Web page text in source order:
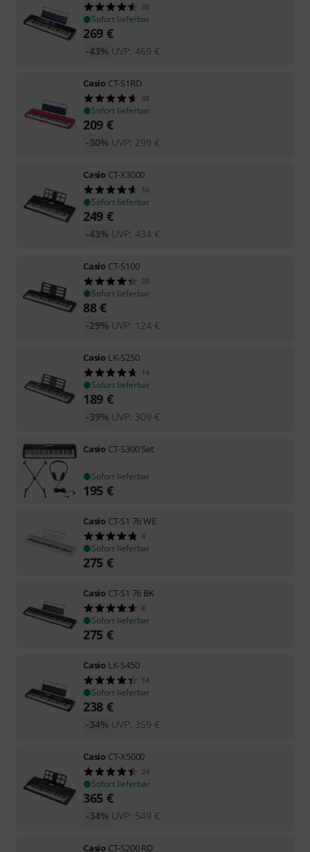
30
Sofort lieferbar
269 €
UVP: 469 €
-43%
Casio CT-S1RD
38
Sofort lieferbar
209 €
UVP: 299 €
-30%
Casio CT-X3000
16
Sofort lieferbar
249 €
UVP: 434 €
-43%
Casio CT-S100
39
Sofort lieferbar
88€
UVP: 124 €
-29%
Casio LK-S250
14
Sofort lieferbar
189 €
UVP: 309 €
-39%
Casio CT-S300 Set
Sofort lieferbar
195 €
Casio CT-S1 76 WE
4
Sofort lieferbar
275 €
Casio CT-S1 76 BK
8
Sofort lieferbar
275 €
Casio LK-S450
14
Sofort lieferbar
238 €
UVP: 359 €
-34%
Casio CT-X5000
24
Sofort lieferbar
365 €
UVP: 549 €
-34%
Casio CT-S200 RD